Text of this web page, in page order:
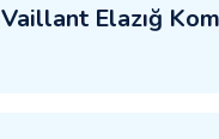
Vaillant Elazığ